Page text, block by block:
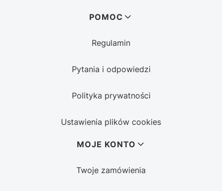
POMOC
Regulamin
Pytania i odpowiedzi
Polityka prywatności
Ustawienia plików cookies
MOJE KONTO
Twoje zamówienia